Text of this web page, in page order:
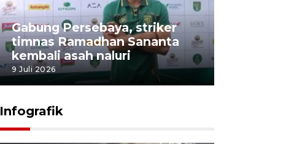
Gabung Persebaya, striker
timnas Ramadhan Sananta
kembali asah naluri
9 Juli 2026
Infografik